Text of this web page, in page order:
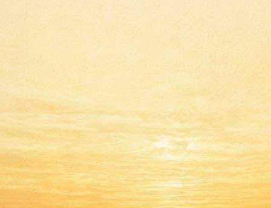
Объявлено о новых
экранизациях романов
Лукьяненко и Иванова
31 мая 2016, 18:14 Версия для печати